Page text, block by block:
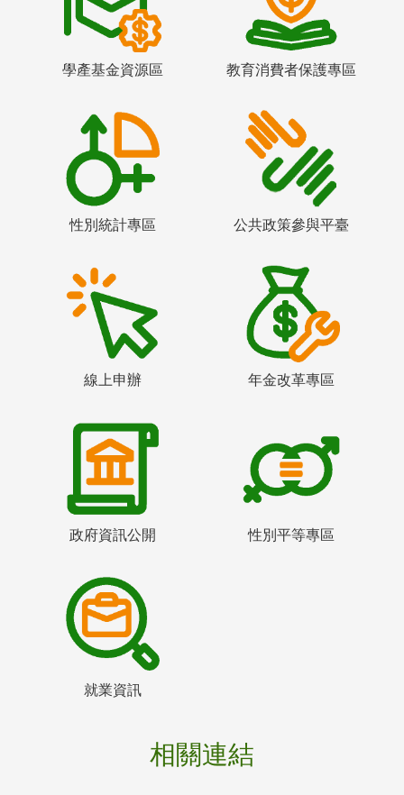
學產基金資源區 教育消費者保護專區
性別統計專區 公共政策參與平臺
線上申辦 年金改革專區
政府資訊公開 性別平等專區
就業資訊
相關連結